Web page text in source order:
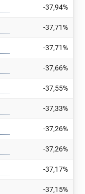
-37,94%
-37,71%
-37,71%
-37,66%
-37,55%
-37,33%
-37,26%
-37,26%
-37,17%
-37,15%